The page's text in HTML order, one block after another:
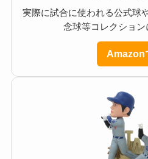
実際に試合に使われる公式球
念球等コレクション
Amazon